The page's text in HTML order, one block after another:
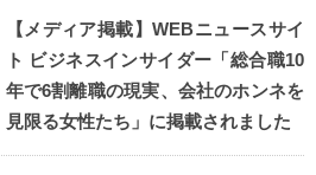
【メディア掲載】WEBニュースサイ
ト ビジネスインサイダー「総合職10
年で6割離職の現実、会社のホンネを
見限る女性たち」に掲載されました